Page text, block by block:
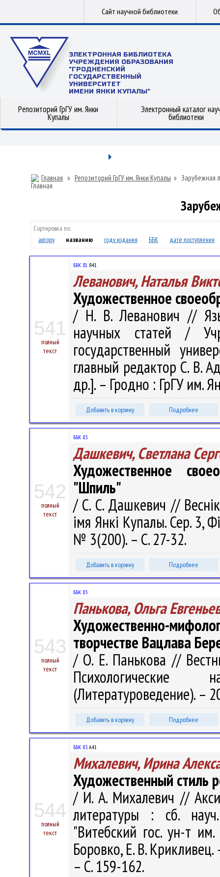
Сайт научной библиотеки
ЭЛЕКТРОННАЯ БИБЛИОТЕКА
УЧРЕЖДЕНИЯ ОБРАЗОВАНИЯ
"ГРОДНЕНСКИЙ
ГОСУДАРСТВЕННЫЙ
УНИВЕРСИТЕТ
ИМЕНИ ЯНКИ КУПАЛЫ"
Репозиторий ГрГУ им. Янки
Купалы
Электронный каталог
библиотеки
Главная » Репозиторий ГрГУ им. Янки Купалы » Зарубежная
Сортировка по:
автору
названию году издания ББК дате поступления
541
полный
текст
ББК 81 Я41
Леванович, Наталья
Художественное
/ Н. В. Леванович //
научных статей /
государственный
главный редактор С. В.
др.]. – Гродно : ГрГУ им.
Добавить в корзину Подробнее
542
полный
текст
ББК 83.
Дашкевич, Светлана
Художественное
"Шпиль"
/ С. С. Дашкевич // Веснік
імя Янкі Купалы. Сер. 3,
№ 3(200). – С. 27-32.
Добавить в корзину Подробнее
543
полный
текст
ББК 83
Панькова, Ольга
Художественно-
творчестве Вацлава
/ О. Е. Панькова //
Психологические
(Литературоведение). –
Добавить в корзину Подробнее
544
полный
текст
ББК 83.А41
Михалевич, Ирина
Художественный стиль
/ И. А. Михалевич //
литературы : сб.
"Витебский гос. ун-т
Боровко, Е. В.
– С. 159-162.